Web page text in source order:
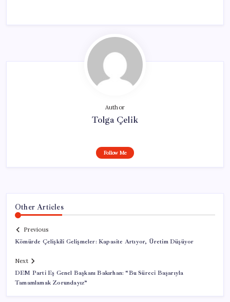
Author
Tolga Çelik
Follow Me
Other Articles
Previous
Kömürde Çelişkili Gelişmeler: Kapasite Artıyor, Üretim Düşüyor
Next
DEM Parti Eş Genel Başkanı Bakırhan: “Bu Süreci Başarıyla
Tamamlamak Zorundayız”